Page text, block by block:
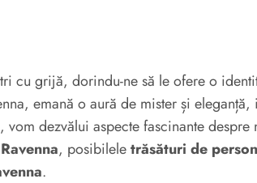
cu grijă, dorindu-ne să le ofere o
emană o aură de mister și
dezvălui aspecte fascinante despre
, posibileletrăsături de
.